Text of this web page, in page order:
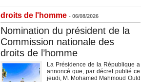
droits de l'homme - 06/08/2026
Nomination du président de la
Commission nationale des
droits de l’homme
La Présidence de la République a
annoncé que, par décret publié ce
jeudi, M. Mohamed Mahmoud Ould